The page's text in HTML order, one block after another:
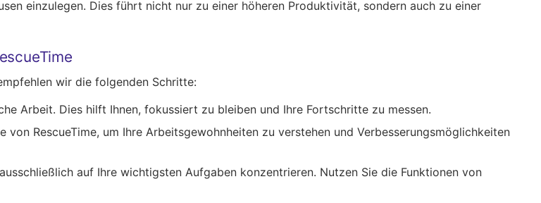
einzulegen. Dies führt nicht nur zu einer höheren Produktivität, sondern auch zu einer
wir die folgenden Schritte:
Arbeit. Dies hilft Ihnen, fokussiert zu bleiben und Ihre Fortschritte zu messen.
von RescueTime, um Ihre Arbeitsgewohnheiten zu verstehen und Verbesserungsmöglichkeiten
auf Ihre wichtigsten Aufgaben konzentrieren. Nutzen Sie die Funktionen von